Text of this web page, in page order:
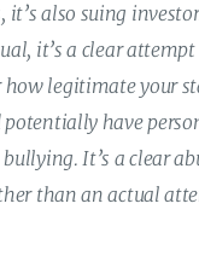
also suing
it’s a clear attempt
legitimate your
have
It’s a clear
than an actual